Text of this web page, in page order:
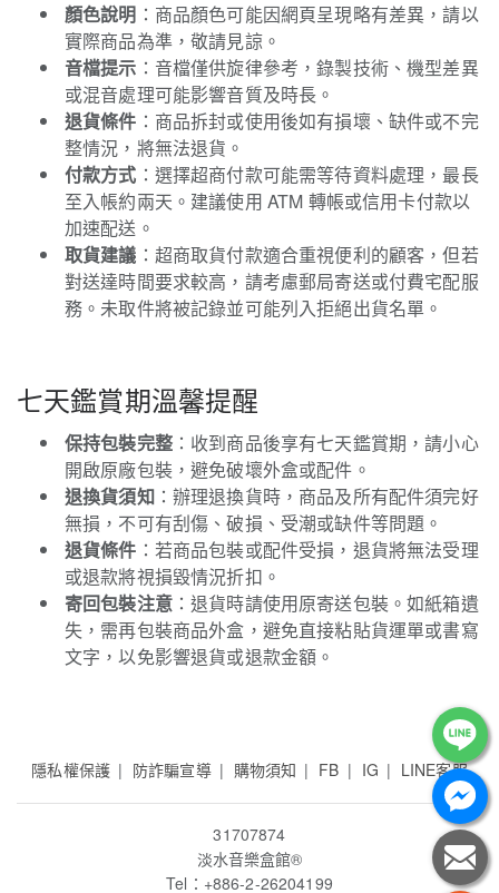
顏色說明 ：商品顏色可能因網頁呈現略有差異，請以
實際商品為準，敬請見諒。
音檔提示 ：音檔僅供旋律參考，錄製技術、機型差異
或混音處理可能影響音質及時長。
退貨條件 ：商品拆封或使用後如有損壞、缺件或不完
整情況，將無法退貨。
付款方式 ：選擇超商付款可能需等待資料處理，最長
至入帳約兩天。建議使用 ATM 轉帳或信用卡付款以
加速配送。
取貨建議 ：超商取貨付款適合重視便利的顧客，但若
對送達時間要求較高，請考慮郵局寄送或付費宅配服
務。未取件將被記錄並可能列入拒絕出貨名單。
七天鑑賞期溫馨提醒
保持包裝完整：收到商品後享有七天鑑賞期，請小心
開啟原廠包裝，避免破壞外盒或配件。
退換貨須知：辦理退換貨時，商品及所有配件須完好
無損，不可有刮傷、破損、受潮或缺件等問題。
退貨條件 ：若商品包裝或配件受損，退貨將無法受理
或退款將視損毀情況折扣。
寄回包裝注意：退貨時請使用原寄送包裝。如紙箱遺
失，需再包裝商品外盒，避免直接粘貼貨運單或書寫
文字，以免影響退貨或退款金額。
隱私權保護 防詐騙宣導 購物須知 FB IG LINE客服
31707874
淡水音樂盒館®
Tel：+886-2-26204199